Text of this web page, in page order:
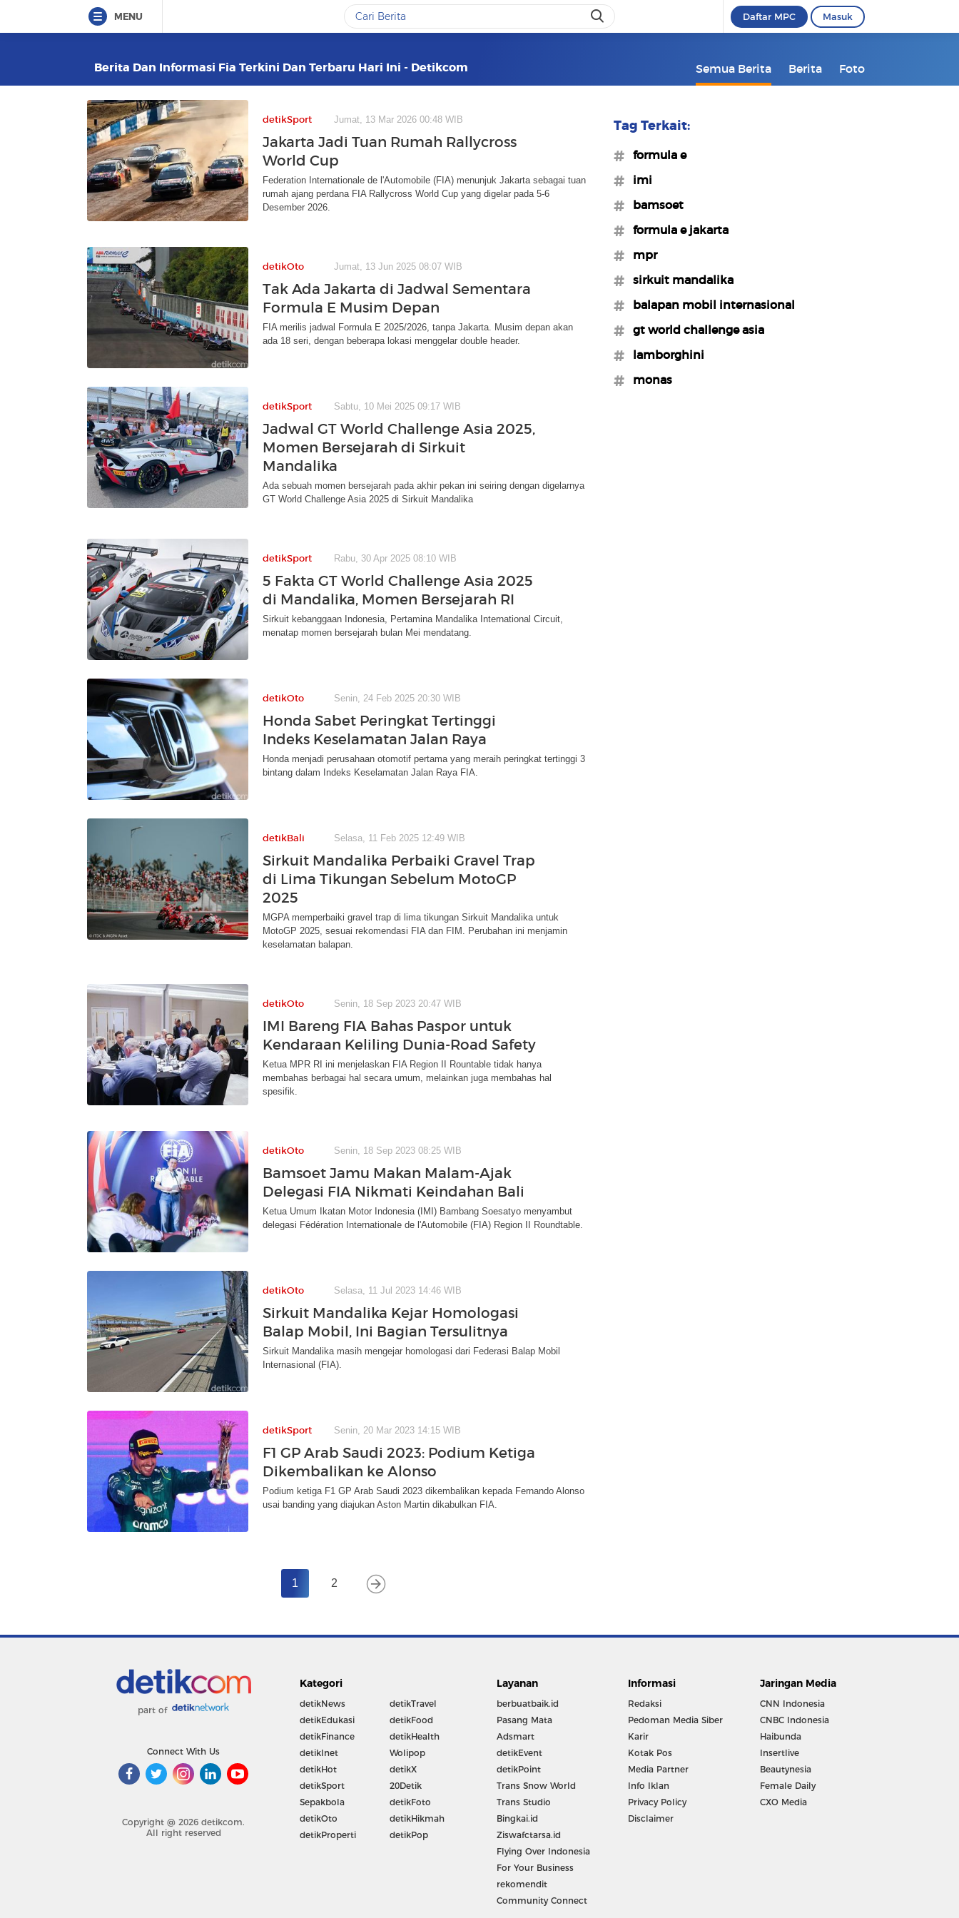
MENU Daftar MPC Masuk
Berita Dan Informasi Fia Terkini Dan Terbaru Hari Ini - Detikcom Semua Berita Berita Foto
detikSport Jumat, 13 Mar 2026 00:48 WIB
Jakarta Jadi Tuan Rumah Rallycross
World Cup
Federation Internationale de l'Automobile (FIA) menunjuk Jakarta sebagai tuan
rumah ajang perdana FIA Rallycross World Cup yang digelar pada 5-6
Desember 2026.
detikOto Jumat, 13 Jun 2025 08:07 WIB
Tak Ada Jakarta di Jadwal Sementara
Formula E Musim Depan
FIA merilis jadwal Formula E 2025/2026, tanpa Jakarta. Musim depan akan
ada 18 seri, dengan beberapa lokasi menggelar double header.
detikSport Sabtu, 10 Mei 2025 09:17 WIB
Jadwal GT World Challenge Asia 2025,
Momen Bersejarah di Sirkuit
Mandalika
Ada sebuah momen bersejarah pada akhir pekan ini seiring dengan digelarnya
GT World Challenge Asia 2025 di Sirkuit Mandalika
detikSport Rabu, 30 Apr 2025 08:10 WIB
5 Fakta GT World Challenge Asia 2025
di Mandalika, Momen Bersejarah RI
Sirkuit kebanggaan Indonesia, Pertamina Mandalika International Circuit,
menatap momen bersejarah bulan Mei mendatang.
detikOto Senin, 24 Feb 2025 20:30 WIB
Honda Sabet Peringkat Tertinggi
Indeks Keselamatan Jalan Raya
Honda menjadi perusahaan otomotif pertama yang meraih peringkat tertinggi 3
bintang dalam Indeks Keselamatan Jalan Raya FIA.
detikBali Selasa, 11 Feb 2025 12:49 WIB
Sirkuit Mandalika Perbaiki Gravel Trap
di Lima Tikungan Sebelum MotoGP
2025
MGPA memperbaiki gravel trap di lima tikungan Sirkuit Mandalika untuk
MotoGP 2025, sesuai rekomendasi FIA dan FIM. Perubahan ini menjamin
keselamatan balapan.
detikOto Senin, 18 Sep 2023 20:47 WIB
IMI Bareng FIA Bahas Paspor untuk
Kendaraan Keliling Dunia-Road Safety
Ketua MPR RI ini menjelaskan FIA Region II Rountable tidak hanya
membahas berbagai hal secara umum, melainkan juga membahas hal
spesifik.
detikOto Senin, 18 Sep 2023 08:25 WIB
Bamsoet Jamu Makan Malam-Ajak
Delegasi FIA Nikmati Keindahan Bali
Ketua Umum Ikatan Motor Indonesia (IMI) Bambang Soesatyo menyambut
delegasi Fédération Internationale de l'Automobile (FIA) Region II Roundtable.
detikOto Selasa, 11 Jul 2023 14:46 WIB
Sirkuit Mandalika Kejar Homologasi
Balap Mobil, Ini Bagian Tersulitnya
Sirkuit Mandalika masih mengejar homologasi dari Federasi Balap Mobil
Internasional (FIA).
detikSport Senin, 20 Mar 2023 14:15 WIB
F1 GP Arab Saudi 2023: Podium Ketiga
Dikembalikan ke Alonso
Podium ketiga F1 GP Arab Saudi 2023 dikembalikan kepada Fernando Alonso
usai banding yang diajukan Aston Martin dikabulkan FIA.
1 2
Tag Terkait:
#formula e
#imi
#bamsoet
#formula e jakarta
#mpr
#sirkuit mandalika
#balapan mobil internasional
#gt world challenge asia
#lamborghini
#monas
part of
Connect With Us
Copyright @ 2026 detikcom.
All right reserved
Kategori
detikNews
detikEdukasi
detikFinance
detikInet
detikHot
detikSport
Sepakbola
detikOto
detikProperti
detikTravel
detikFood
detikHealth
Wolipop
detikX
20Detik
detikFoto
detikHikmah
detikPop
Layanan
berbuatbaik.id
Pasang Mata
Adsmart
detikEvent
detikPoint
Trans Snow World
Trans Studio
Bingkai.id
Ziswafctarsa.id
Flying Over Indonesia
For Your Business
rekomendit
Community Connect
Informasi
Redaksi
Pedoman Media Siber
Karir
Kotak Pos
Media Partner
Info Iklan
Privacy Policy
Disclaimer
Jaringan Media
CNN Indonesia
CNBC Indonesia
Haibunda
Insertlive
Beautynesia
Female Daily
CXO Media